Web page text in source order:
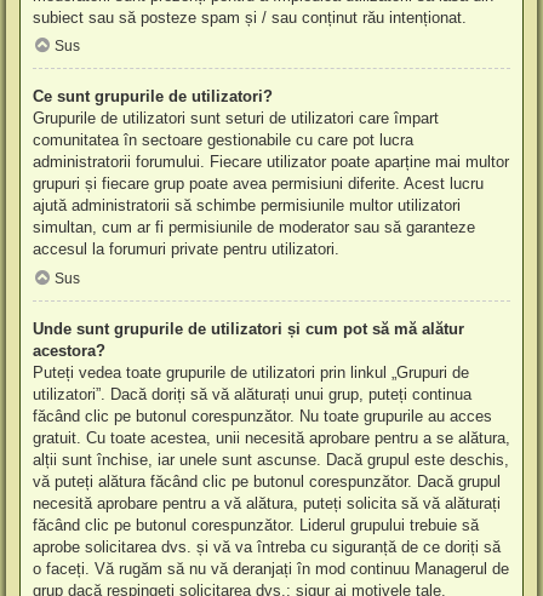
subiect sau să posteze spam și / sau conținut rău intenționat.
Sus
Ce sunt grupurile de utilizatori?
Grupurile de utilizatori sunt seturi de utilizatori care împart
comunitatea în sectoare gestionabile cu care pot lucra
administratorii forumului. Fiecare utilizator poate aparține mai multor
grupuri și fiecare grup poate avea permisiuni diferite. Acest lucru
ajută administratorii să schimbe permisiunile multor utilizatori
simultan, cum ar fi permisiunile de moderator sau să garanteze
accesul la forumuri private pentru utilizatori.
Sus
Unde sunt grupurile de utilizatori și cum pot să mă alătur
acestora?
Puteți vedea toate grupurile de utilizatori prin linkul „Grupuri de
utilizatori”. Dacă doriți să vă alăturați unui grup, puteți continua
făcând clic pe butonul corespunzător. Nu toate grupurile au acces
gratuit. Cu toate acestea, unii necesită aprobare pentru a se alătura,
alții sunt închise, iar unele sunt ascunse. Dacă grupul este deschis,
vă puteți alătura făcând clic pe butonul corespunzător. Dacă grupul
necesită aprobare pentru a vă alătura, puteți solicita să vă alăturați
făcând clic pe butonul corespunzător. Liderul grupului trebuie să
aprobe solicitarea dvs. și vă va întreba cu siguranță de ce doriți să
o faceți. Vă rugăm să nu vă deranjați în mod continuu Managerul de
grup dacă respingeți solicitarea dvs.; sigur ai motivele tale.